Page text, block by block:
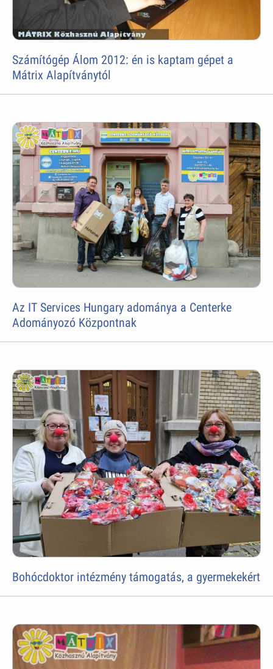
Számítógép Álom 2012: én is kaptam gépet a
Mátrix Alapítványtól
Az IT Services Hungary adománya a Centerke
Adományozó Központnak
Bohócdoktor intézmény támogatás, a gyermekekért